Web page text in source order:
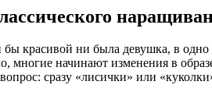
красивой ни была девушка, в одно
многие начинают изменения в
сразу «лисички» или